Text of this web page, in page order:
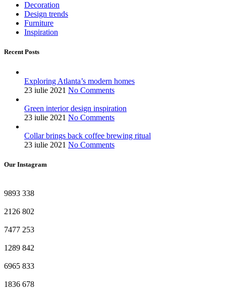
Decoration
Design trends
Furniture
Inspiration
Recent Posts
Exploring Atlanta’s modern homes
23 iulie 2021 No Comments
Green interior design inspiration
23 iulie 2021 No Comments
Collar brings back coffee brewing ritual
23 iulie 2021 No Comments
Our Instagram
9893 338
2126 802
7477 253
1289 842
6965 833
1836 678